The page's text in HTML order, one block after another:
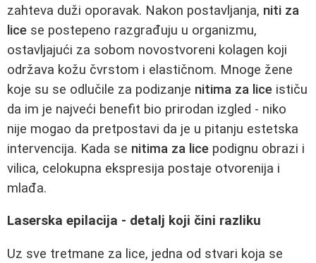
zahteva duži oporavak. Nakon postavljanja, niti za
lice se postepeno razgrađuju u organizmu,
ostavljajući za sobom novostvoreni kolagen koji
održava kožu čvrstom i elastičnom. Mnoge žene
koje su se odlučile za podizanje nitima za lice ističu
da im je najveći benefit bio prirodan izgled - niko
nije mogao da pretpostavi da je u pitanju estetska
intervencija. Kada se nitima za lice podignu obrazi i
vilica, celokupna ekspresija postaje otvorenija i
mlađa.
Laserska epilacija - detalj koji čini razliku
Uz sve tretmane za lice, jedna od stvari koja se